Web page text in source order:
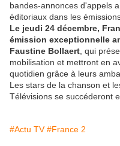
bandes-annonces d'appels
éditoriaux dans les
Le jeudi 24 décembre,
émission exceptionnelle
Faustine Bollaert , qui
mobilisation et mettront en
quotidien grâce à leurs
Les stars de la chanson et
Télévisions se succéderont
#Actu TV #France 2